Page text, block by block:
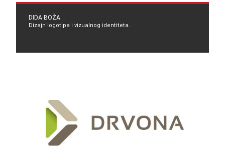
DIDA BOŽA
Dizajn logotipa i vizualnog identiteta.